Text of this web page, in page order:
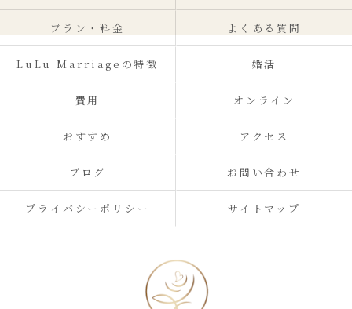
プラン・料金 よくある質問
LuLu Marriageの特徴 婚活
費用 オンライン
おすすめ アクセス
ブログ お問い合わせ
プライバシーポリシー サイトマップ